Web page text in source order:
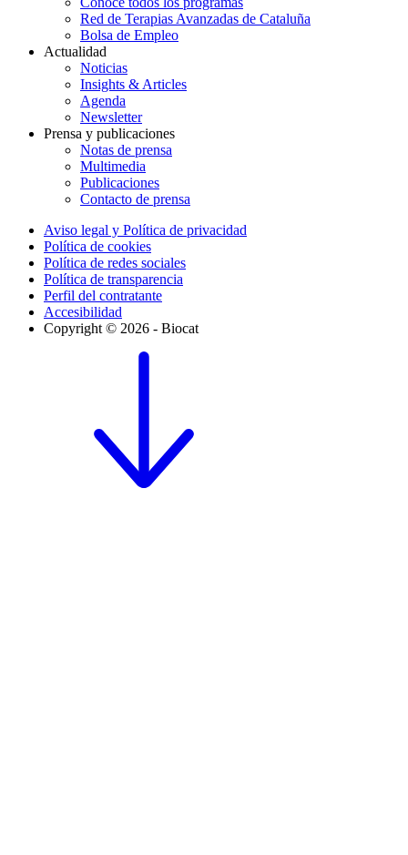
Red de Terapias Avanzadas de Cataluña
Bolsa de Empleo
Actualidad
Noticias
Insights & Articles
Agenda
Newsletter
Prensa y publicaciones
Notas de prensa
Multimedia
Publicaciones
Contacto de prensa
Aviso legal y Política de privacidad
Política de cookies
Política de redes sociales
Política de transparencia
Perfil del contratante
Accesibilidad
Copyright © 2026 - Biocat